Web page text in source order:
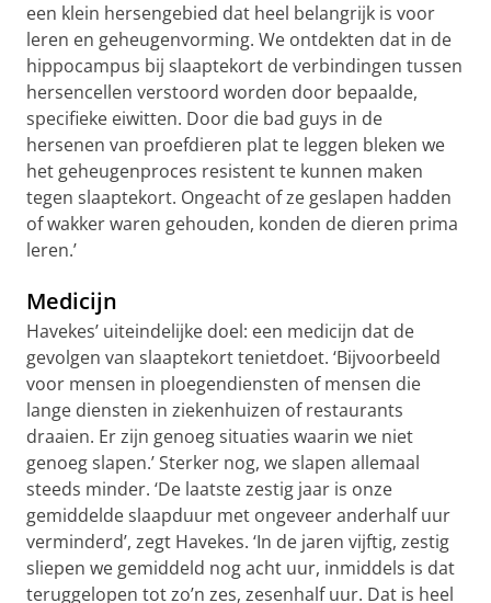
een klein hersengebied dat heel belangrijk is voor
leren en geheugenvorming. We ontdekten dat in de
hippocampus bij slaaptekort de verbindingen tussen
hersencellen verstoord worden door bepaalde,
specifieke eiwitten. Door die bad guys in de
hersenen van proefdieren plat te leggen bleken we
het geheugenproces resistent te kunnen maken
tegen slaaptekort. Ongeacht of ze geslapen hadden
of wakker waren gehouden, konden de dieren prima
leren.’
Medicijn
Havekes’ uiteindelijke doel: een medicijn dat de
gevolgen van slaaptekort tenietdoet. ‘Bijvoorbeeld
voor mensen in ploegendiensten of mensen die
lange diensten in ziekenhuizen of restaurants
draaien. Er zijn genoeg situaties waarin we niet
genoeg slapen.’ Sterker nog, we slapen allemaal
steeds minder. ‘De laatste zestig jaar is onze
gemiddelde slaapduur met ongeveer anderhalf uur
verminderd’, zegt Havekes. ‘In de jaren vijftig, zestig
sliepen we gemiddeld nog acht uur, inmiddels is dat
teruggelopen tot zo’n zes, zesenhalf uur. Dat is heel